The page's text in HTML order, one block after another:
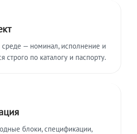
— номинал, исполнение и
строго по каталогу и паспорту.
блоки, спецификации,